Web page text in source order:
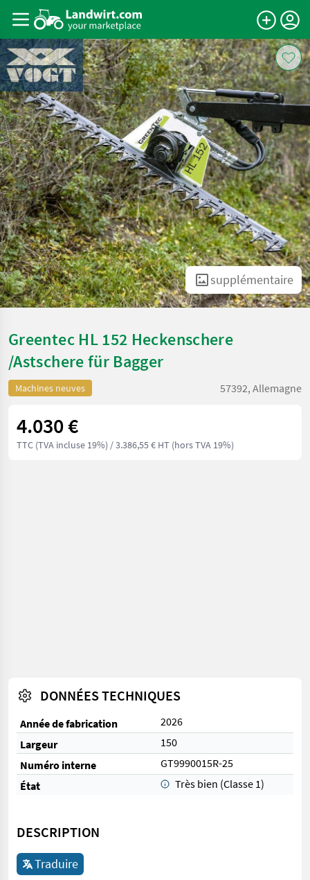
supplémentaire
Greentec HL 152 Heckenschere
/Astschere für Bagger
Machines neuves 57392, Allemagne
4.030 €
TTC (TVA incluse 19%) / 3.386,55 € HT (hors TVA 19%)
DONNÉES TECHNIQUES
Année de fabrication
2026
Largeur
150
Numéro interne
GT9990015R-25
État
Très bien (Classe 1)
DESCRIPTION
Traduire